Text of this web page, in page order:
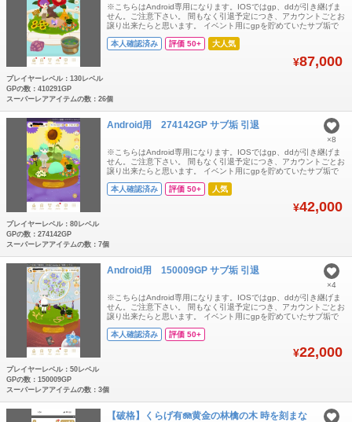
※こちらはAndroid専用になります。IOSではgp、ddが引き継げま
せん。ご注意下さい。 間もなく引退予定につき、アカウントごとお
譲り出来たらと思います。 イベント用にgpを貯めていたサブ垢で
像は数日前の物になります。出品時点ではgp、ddともに微増してい
本人確認済み 評価 50+ 大人気
¥87,000
プレイヤーレベル：130レベル
GPの数：410291GP
スーパーレアアイテムの数：26個
Android用 274142GP サブ垢 引退
※こちらはAndroid専用になります。IOSではgp、ddが引き継げま
せん。ご注意下さい。 間もなく引退予定につき、アカウントごとお
譲り出来たらと思います。 イベント用にgpを貯めていたサブ垢で
に微増しています。 ホムレベルは80以上です。(アカウント特定防
本人確認済み 評価 50+ 人気
¥42,000
×8
プレイヤーレベル：80レベル
GPの数：274142GP
スーパーレアアイテムの数：7個
Android用 150009GP サブ垢 引退
※こちらはAndroid専用になります。IOSではgp、ddが引き継げま
せん。ご注意下さい。 間もなく引退予定につき、アカウントごとお
譲り出来たらと思います。 イベント用にgpを貯めていたサブ垢で
目的のご購入をお願いします。 添付画像は数日前の物になります。
本人確認済み 評価 50+
¥22,000
×4
プレイヤーレベル：50レベル
GPの数：150009GP
スーパーレアアイテムの数：3個
【破格】くらげ有🪼黄金の林檎の木 時を刻まな